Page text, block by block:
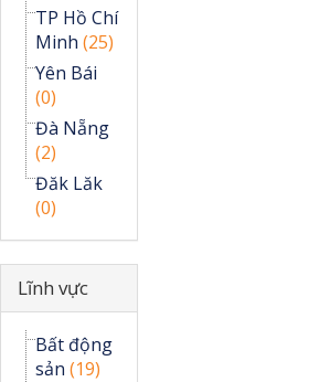
TP Hồ Chí
Minh (25)
Yên Bái
(0)
Đà Nẵng
(2)
Đăk Lăk
(0)
Ẩn
Lĩnh vực
Bất động
sản (19)